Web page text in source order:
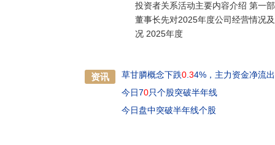
投资者关系活动主要内容介绍 第一
董事长先对2025年度公司经营情况
况 2025年度
资讯 草甘膦概念下跌0 34%，主力资金净流出
今日70只个股突破半年线
今日盘中突破半年线个股